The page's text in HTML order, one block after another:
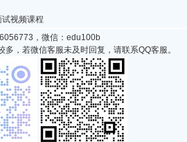
视频课程
，微信：edu100b
多，若微信客服未及时回复，请联系QQ客服。